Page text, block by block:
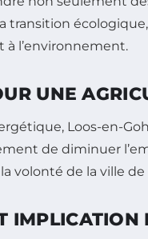
transition
l’environnement.
UNE
Loos-en-
de diminuer
de la ville
IMPLICATION